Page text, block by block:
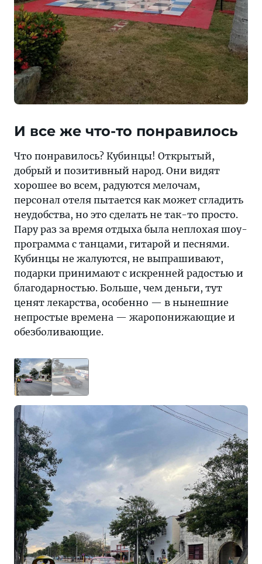
И все же что-то понравилось
Что понравилось? Кубинцы! Открытый,
добрый и позитивный народ. Они видят
хорошее во всем, радуются мелочам,
персонал отеля пытается как может сгладить
неудобства, но это сделать не так-то просто.
Пару раз за время отдыха была неплохая шоу-
программа с танцами, гитарой и песнями.
Кубинцы не жалуются, не выпрашивают,
подарки принимают с искренней радостью и
благодарностью. Больше, чем деньги, тут
ценят лекарства, особенно — в нынешние
непростые времена — жаропонижающие и
обезболивающие.